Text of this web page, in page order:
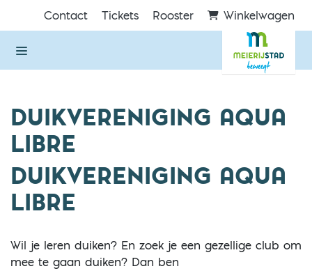
Direct naar de inhoud van de pagina
Contact Tickets Rooster Winkelwagen
DUIKVERENIGING AQUA
LIBRE
DUIKVERENIGING AQUA
LIBRE
Wil je leren duiken? En zoek je een gezellige club om
mee te gaan duiken? Dan ben